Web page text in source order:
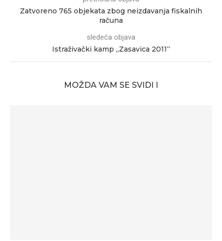
Zatvoreno 765 objekata zbog neizdavanja fiskalnih
računa
sledeća objava
Istraživački kamp „Zasavica 2011“
MOŽDA VAM SE SVIDI I